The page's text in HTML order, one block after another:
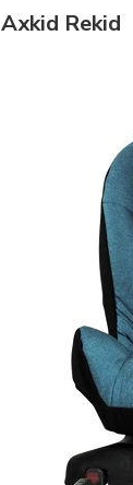
Axkid Rekid